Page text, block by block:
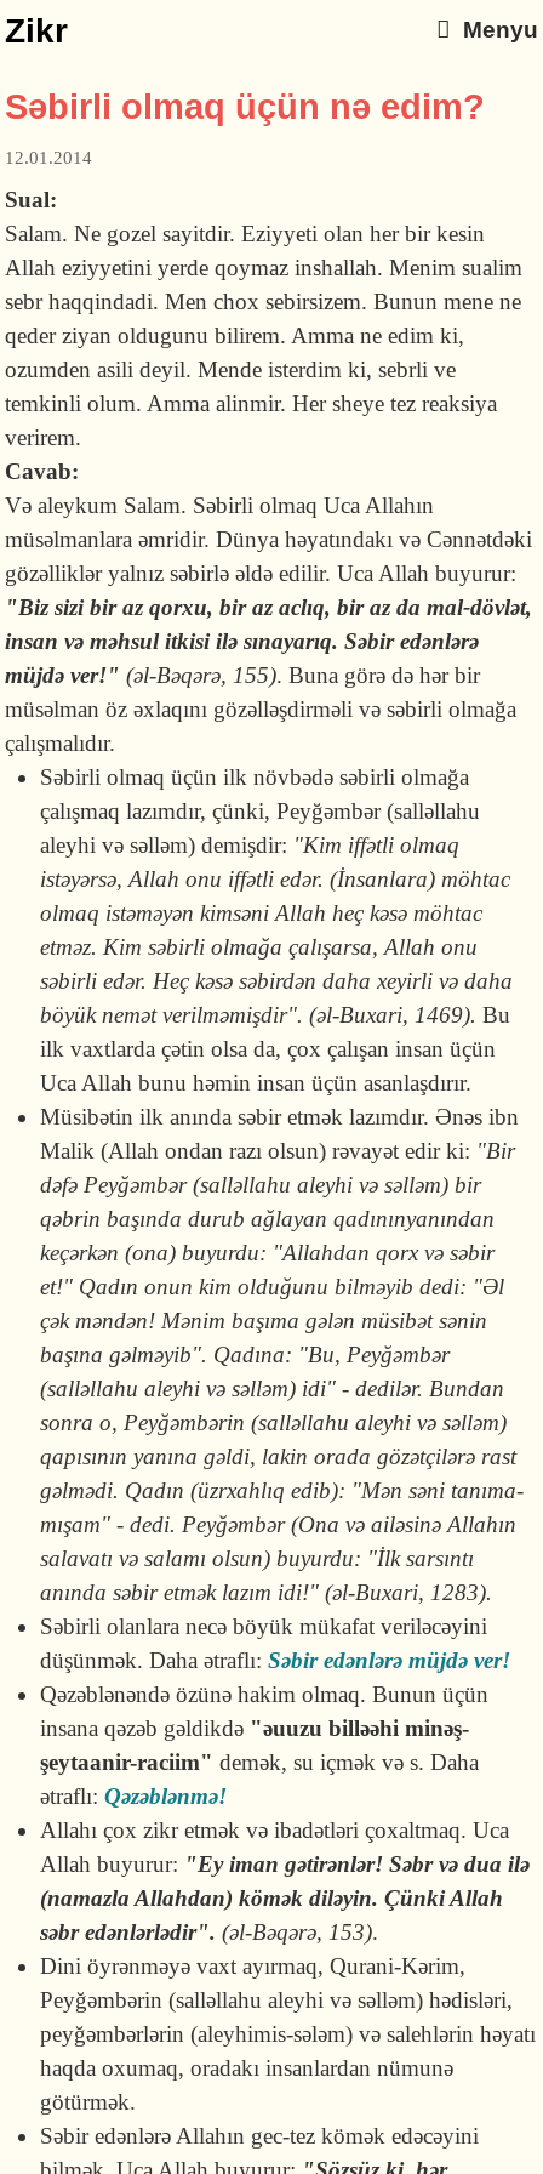
Zikr Menyu
Səbirli olmaq üçün nə edim?
12.01.2014
Sual:
Salam. Ne gozel sayitdir. Eziyyeti olan her bir kesin
Allah eziyyetini yerde qoymaz inshallah. Menim sualim
sebr haqqindadi. Men chox sebirsizem. Bunun mene ne
qeder ziyan oldugunu bilirem. Amma ne edim ki,
ozumden asili deyil. Mende isterdim ki, sebrli ve
temkinli olum. Amma alinmir. Her sheye tez reaksiya
verirem.
Cavab:
Və aleykum Salam. Səbirli olmaq Uca Allahın
müsəlmanlara əmridir. Dünya həyatındakı və Cənnətdəki
gözəlliklər yalnız səbirlə əldə edilir. Uca Allah buyurur:
"Biz sizi bir az qorxu, bir az aclıq, bir az da mal-dövlət,
insan və məhsul itkisi ilə sınayarıq. Səbir edənlərə
müjdə ver!" (əl-Bəqərə, 155). Buna görə də hər bir
müsəlman öz əxlaqını gözəlləşdirməli və səbirli olmağa
çalışmalıdır.
Səbirli olmaq üçün ilk növbədə səbirli olmağa
çalışmaq lazımdır, çünki, Peyğəmbər (salləllahu
aleyhi və səlləm) de­miş­dir: "Kim iffətli olmaq
istəyərsə, Allah onu iffətli edər. (İnsanlara) möhtac
olmaq istəməyən kimsəni Allah heç kəsə möhtac
etməz. Kim səbirli olmağa çalışarsa, Allah onu
səbirli edər. Heç kəsə səbirdən daha xeyirli və daha
böyük nemət verilməmişdir". (əl-Buxari, 1469). Bu
ilk vaxtlarda çətin olsa da, çox çalışan insan üçün
Uca Allah bunu həmin insan üçün asanlaşdırır.
Müsibətin ilk anında səbir etmək lazımdır. Ənəs ibn
Malik (Allah ondan razı olsun) rəvayət edir ki: "Bir
dəfə Peyğəmbər (salləllahu aleyhi və səlləm) bir
qəbrin başında du­rub ağlayan qadınınyanından
keçərkən (ona) buyurdu: "Allahdan qorx və səbir
et!" Qadın onun kim olduğunu bilməyib dedi: "Əl
çək məndən! Mə­nim başıma gələn müsibət sənin
başına gəlməyib". Qadına: "Bu, Peyğəm­bər
(salləllahu aleyhi və səlləm) idi" - dedilər. Bundan
sonra o, Peyğəmbərin (salləllahu aleyhi və səlləm)
qapısının yanına gəldi, lakin ora­da gözətçilərə rast
gəlmədi. Qadın (üzrxahlıq edib): "Mən səni tanı­ma­
mı­şam" - dedi. Peyğəmbər (Ona və ailəsinə Allahın
salavatı və salamı olsun) buyurdu: "İlk sarsıntı
anında səbir etmək la­zım idi!" (əl-Buxari, 1283).
Səbirli olanlara necə böyük mükafat veriləcəyini
düşünmək. Daha ətraflı:Səbir edənlərə müjdə ver!
Qəzəblənəndə özünə hakim olmaq. Bunun üçün
insana qəzəb gəldikdə "əuuzu billəəhi minəş-
şeytaanir-raciim" demək, su içmək və s. Daha
ətraflı:Qəzəblənmə!
Allahı çox zikr etmək və ibadətləri çoxaltmaq. Uca
Allah buyurur: "Ey iman gətirənlər! Səbr və dua ilə
(namazla Allahdan) kömək diləyin. Çünki Allah
səbr edənlərlədir". (əl-Bəqərə, 153).
Dini öyrənməyə vaxt ayırmaq, Qurani-Kərim,
Peyğəmbərin (salləllahu aleyhi və səlləm) hədisləri,
peyğəmbərlərin (aleyhimis-sələm) və salehlərin həyatı
haqda oxumaq, oradakı insanlardan nümunə
götürmək.
Səbir edənlərə Allahın gec-tez kömək edəcəyini